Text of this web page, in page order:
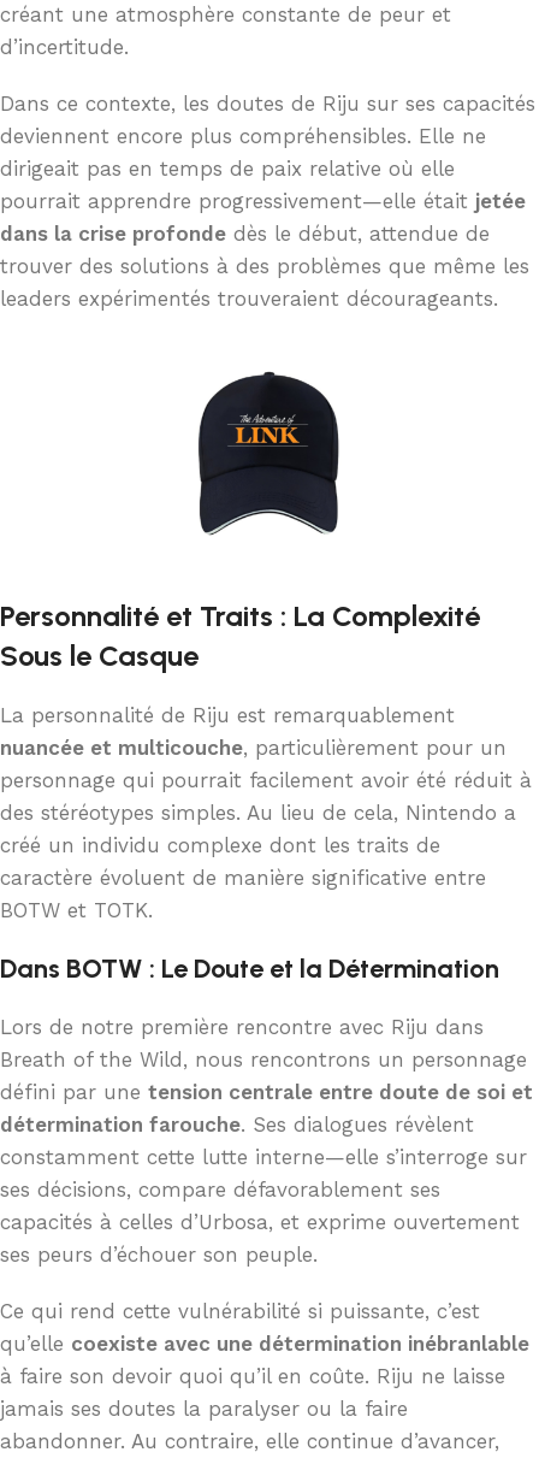
créant une atmosphère constante de peur et
d’incertitude.
Dans ce contexte, les doutes de Riju sur ses capacités
deviennent encore plus compréhensibles. Elle ne
dirigeait pas en temps de paix relative où elle
pourrait apprendre progressivement—elle était jetée
dans la crise profonde dès le début, attendue de
trouver des solutions à des problèmes que même les
leaders expérimentés trouveraient décourageants.
Personnalité et Traits : La Complexité
Sous le Casque
La personnalité de Riju est remarquablement
nuancée et multicouche, particulièrement pour un
personnage qui pourrait facilement avoir été réduit à
des stéréotypes simples. Au lieu de cela, Nintendo a
créé un individu complexe dont les traits de
caractère évoluent de manière significative entre
BOTW et TOTK.
Dans BOTW : Le Doute et la Détermination
Lors de notre première rencontre avec Riju dans
Breath of the Wild, nous rencontrons un personnage
défini par une tension centrale entre doute de soi et
détermination farouche. Ses dialogues révèlent
constamment cette lutte interne—elle s’interroge sur
ses décisions, compare défavorablement ses
capacités à celles d’Urbosa, et exprime ouvertement
ses peurs d’échouer son peuple.
Ce qui rend cette vulnérabilité si puissante, c’est
qu’elle coexiste avec une détermination inébranlable
à faire son devoir quoi qu’il en coûte. Riju ne laisse
jamais ses doutes la paralyser ou la faire
abandonner. Au contraire, elle continue d’avancer,